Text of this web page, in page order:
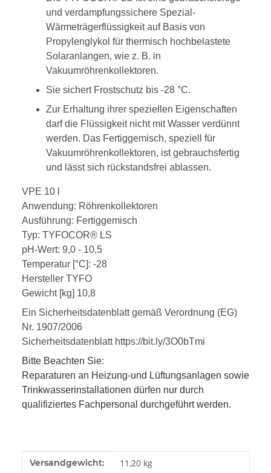
und verdampfungssichere Spezial-
Wärmeträgerflüssigkeit auf Basis von
Propylenglykol für thermisch hochbelastete
Solaranlangen, wie z. B. in
Vakuumröhrenkollektoren.
Sie sichert Frostschutz bis -28 °C.
Zur Erhaltung ihrer speziellen Eigenschaften
darf die Flüssigkeit nicht mit Wasser verdünnt
werden. Das Fertiggemisch, speziell für
Vakuumröhrenkollektoren, ist gebrauchsfertig
und lässt sich rückstandsfrei ablassen.
VPE 10 l
Anwendung: Röhrenkollektoren
Ausführung: Fertiggemisch
Typ: TYFOCOR® LS
pH-Wert: 9,0 - 10,5
Temperatur [°C]: -28
Hersteller TYFO
Gewicht [kg] 10,8
Ein Sicherheitsdatenblatt gemäß Verordnung (EG)
Nr. 1907/2006
Sicherheitsdatenblatt https://bit.ly/3O0bTmi
Bitte Beachten Sie:
Reparaturen an Heizung-und Lüftungsanlagen sowie
Trinkwasserinstallationen dürfen nur durch
qualifiziertes Fachpersonal durchgeführt werden.
Produkteigenschaft
Wert
Versandgewicht: 11,20 kg